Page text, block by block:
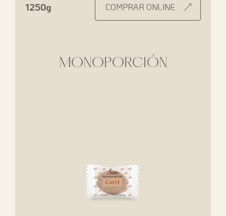
1250g COMPRAR ONLINE
MONOPORCIÓN